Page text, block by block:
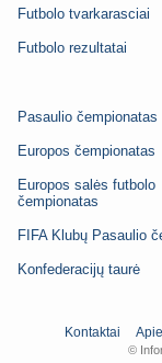
Futbolo tvarkarasciai
Futbolo rezultatai
Pasaulio čempionatas
Europos čempionatas
Europos salės futbolo
čempionatas
FIFA Klubų Pasaulio
Konfederacijų taurė
Kontaktai
©